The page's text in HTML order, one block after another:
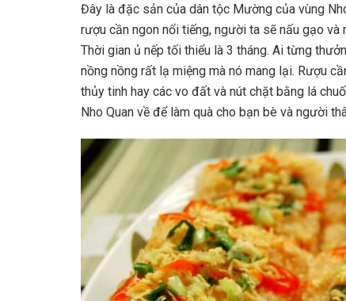
Đây là đặc sản của dân tộc Mường của vùng
rượu cần ngon nổi tiếng, người ta sẽ nấu gạo
Thời gian ủ nếp tối thiểu là 3 tháng. Ai từng
nồng nồng rất lạ miệng mà nó mang lại. Rượu
thủy tinh hay các vo đất và nút chặt bằng lá
Nho Quan về để làm quà cho bạn bè và người